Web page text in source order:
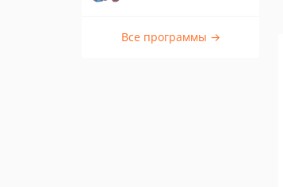
Все программы →